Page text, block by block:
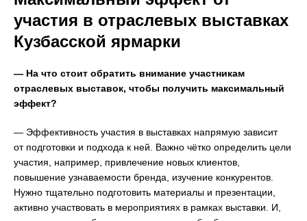
участия в отраслевых выставках
Кузбасской ярмарки
— На что стоит обратить внимание участникам
отраслевых выставок, чтобы получить максимальный
эффект?
— Эффективность участия в выставках напрямую зависит
от подготовки и подхода к ней. Важно чётко определить цели
участия, например, привлечение новых клиентов,
повышение узнаваемости бренда, изучение конкурентов.
Нужно тщательно подготовить материалы и презентации,
активно участвовать в мероприятиях в рамках выставки. И,